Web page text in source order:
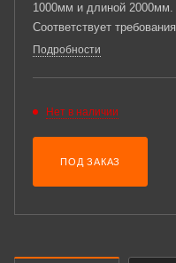
1000мм и длиной 2000мм.
Соответствует
Подробности
Нет в наличии
ПОД ЗАКАЗ